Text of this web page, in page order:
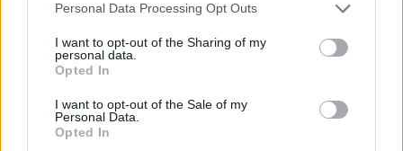
Personal Data Processing Opt Outs
I want to opt-out of the Sharing of my
personal data.
Opted In
I want to opt-out of the Sale of my
Personal Data.
Opted In
1